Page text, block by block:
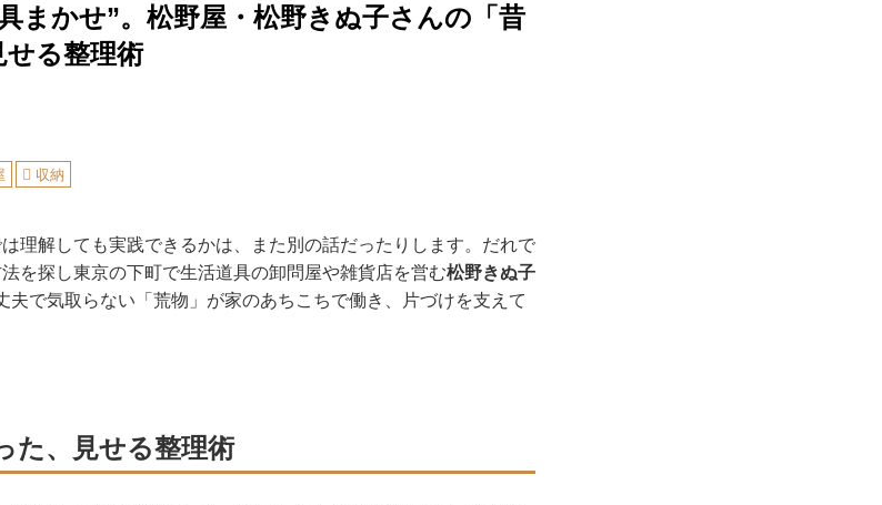
まかせ”。松野屋・松野きぬ子さんの「昔
る整理術
収納
理解しても実践できるかは、また別の話だったりします。だれで
を探し東京の下町で生活道具の卸問屋や雑貨店を営む松野きぬ子
夫で気取らない「荒物」が家のあちこちで働き、片づけを支えて
た、見せる整理術